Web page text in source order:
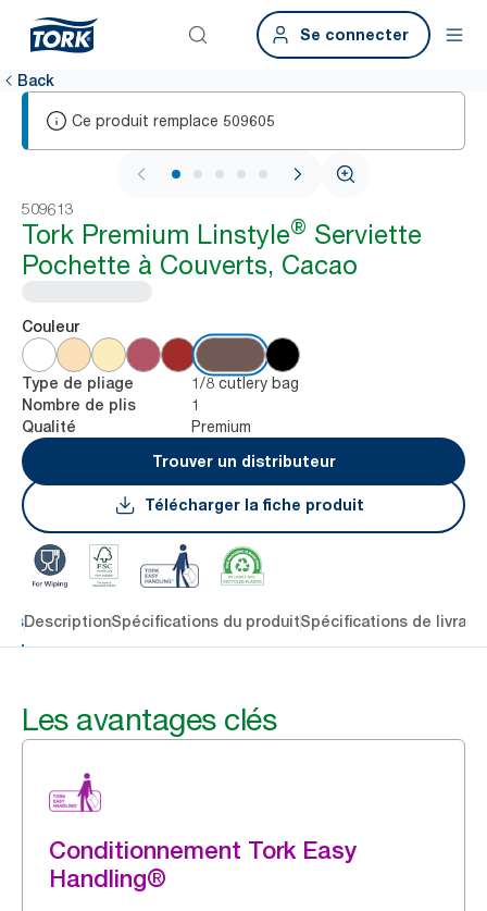
Se connecter
Back
Ce produit remplace 509605
1 / 6
509613
Tork Premium Linstyle® Serviette
Pochette à Couverts, Cacao
Couleur
Type de pliage 1/8 cutlery bag
Nombre de plis 1
Qualité
Premium
Trouver un distributeur
Télécharger la fiche produit
DescriptionSpécifications du produitSpécifications de
Les avantages clés
Conditionnement Tork Easy
Handling®